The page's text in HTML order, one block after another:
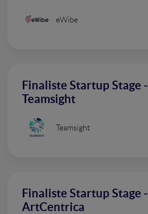
eWibe
Finaliste Startup Stage -
Teamsight
Teamsight
Finaliste Startup Stage -
ArtCentrica